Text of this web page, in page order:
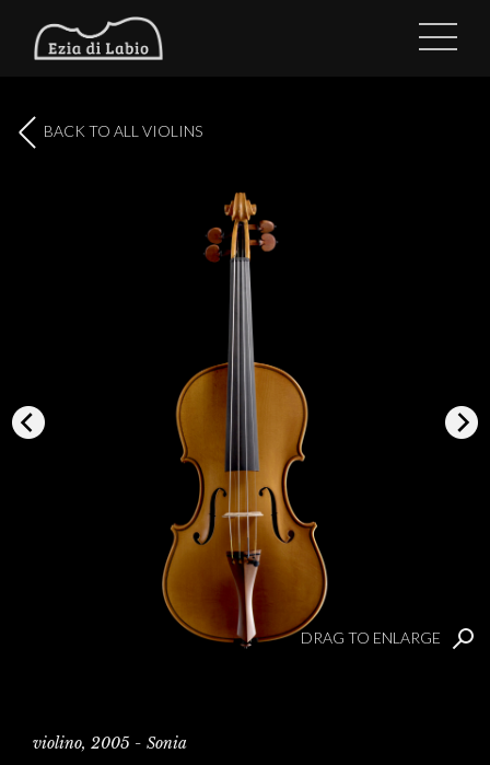
BACK TO ALL VIOLINS
DRAG TO ENLARGE
violino, 2005 - Sonia